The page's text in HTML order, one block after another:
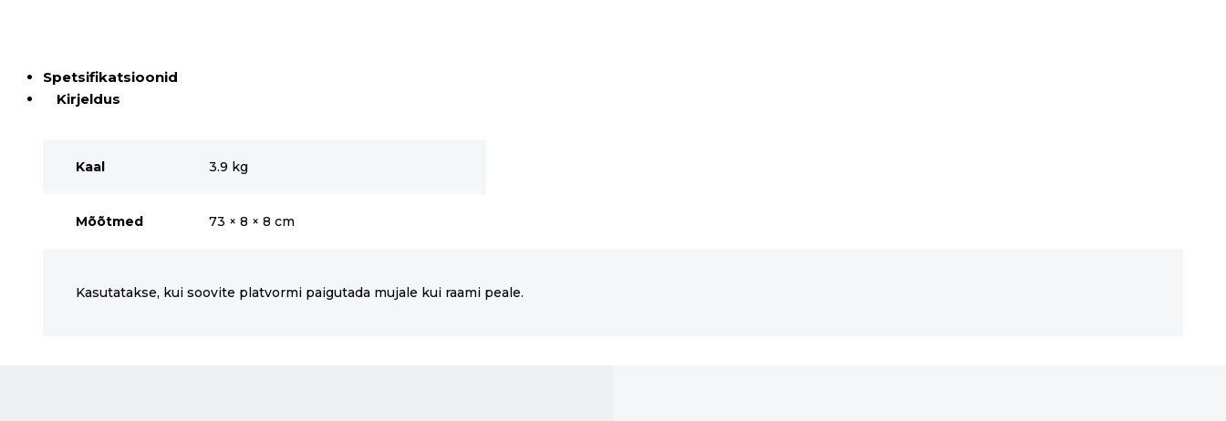
Spetsifikatsioonid
Kirjeldus
Kaal 3.9 kg
Mõõtmed 73 × 8 × 8 cm
Kasutatakse, kui soovite platvormi paigutada mujale kui raami peale.